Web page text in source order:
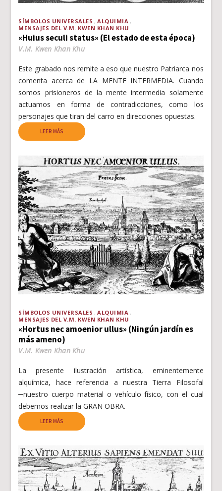
SÍMBOLOS UNIVERSALES
ALQUIMIA
MENSAJES DEL V.M. KWEN KHAN KHU
«Huius seculi status» (El estado de esta época)
V.M. Kwen Khan Khu
Este grabado nos remite a eso que nuestro Patriarca nos
comenta acerca de LA MENTE INTERMEDIA. Cuando
somos prisioneros de la mente intermedia solamente
actuamos en forma de contradicciones, como los
personajes que tiran del carro en direcciones opuestas.
LEER MÁS
SÍMBOLOS UNIVERSALES
ALQUIMIA
MENSAJES DEL V.M. KWEN KHAN KHU
«Hortus nec amoenior ullus» (Ningún jardín es
más ameno)
V.M. Kwen Khan Khu
La presente ilustración artística, eminentemente
alquímica, hace referencia a nuestra Tierra Filosofal
─nuestro cuerpo material o vehículo físico, con el cual
debemos realizar la GRAN OBRA.
LEER MÁS